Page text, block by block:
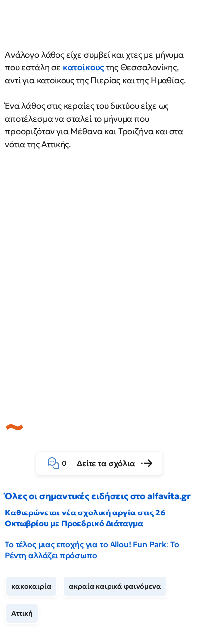
Ανάλογο λάθος είχε συμβεί και χτες με μήνυμα
που εστάλη σε κατοίκουςτης Θεσσαλονίκης,
αντί για κατοίκους της Πιερίας και της Ημαθίας.
Ένα λάθος στις κεραίες του δικτύου είχε ως
αποτέλεσμα να σταλεί το μήνυμα που
προοριζόταν για Μέθανα και Τροιζήνα και στα
νότια της Αττικής.
0 Δείτε τα σχόλια
Όλες οι σημαντικές ειδήσεις στο alfavita.gr
Καθιερώνεται νέα σχολική αργία στις 26
Οκτωβρίου με Προεδρικό Διάταγμα
Το τέλος μιας εποχής για το Allou! Fun Park: Το
Ρέντη αλλάζει πρόσωπο
κακοκαιρία ακραία καιρικά φαινόμενα
Αττική